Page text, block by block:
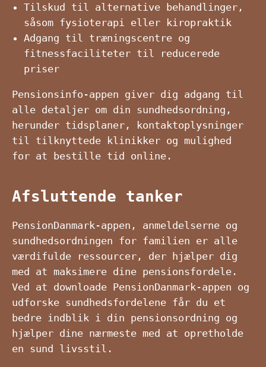
Tilskud til alternative behandlinger,
såsom fysioterapi eller kiropraktik
Adgang til træningscentre og
fitnessfaciliteter til reducerede
priser
Pensionsinfo-appen giver dig adgang til
alle detaljer om din sundhedsordning,
herunder tidsplaner, kontaktoplysninger
til tilknyttede klinikker og mulighed
for at bestille tid online.
Afsluttende tanker
PensionDanmark-appen, anmeldelserne og
sundhedsordningen for familien er alle
værdifulde ressourcer, der hjælper dig
med at maksimere dine pensionsfordele.
Ved at downloade PensionDanmark-appen og
udforske sundhedsfordelene får du et
bedre indblik i din pensionsordning og
hjælper dine nærmeste med at opretholde
en sund livsstil.